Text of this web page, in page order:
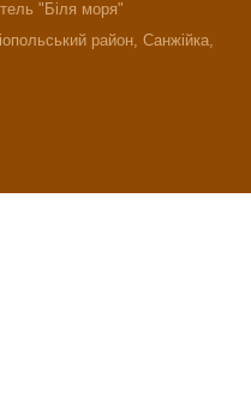
"Біля моря"
район, Санжійка,